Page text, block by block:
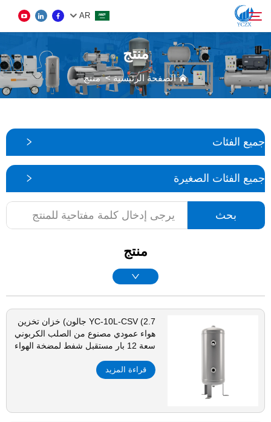
AR
المنتج
أخبار
اتصل بنا
بحث
منتج
الصفحة الرئيسية>منتج
جميع الفئات
جميع الفئات الصغيرة
بحث
منتج
YC-10L-CSV (2.7 جالون) خزان تخزين
هواء عمودي مصنوع من الصلب الكربوني
سعة 12 بار مستقبل شفط لمضخة الهواء
قراءة المزيد